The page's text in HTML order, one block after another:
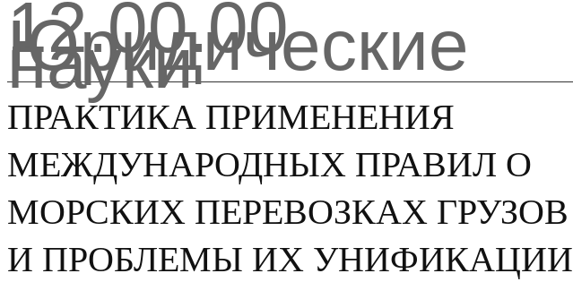
12.00.00
Юридические
науки
ПРАКТИКА ПРИМЕНЕНИЯ
МЕЖДУНАРОДНЫХ ПРАВИЛ О
МОРСКИХ ПЕРЕВОЗКАХ ГРУЗОВ
И ПРОБЛЕМЫ ИХ УНИФИКАЦИИ